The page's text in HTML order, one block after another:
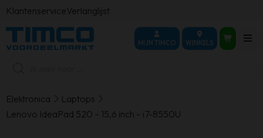
KlantenserviceVerlanglijst
MIJN TIMCO WINKELS
Elektronica
Laptops
Lenovo IdeaPad 520 – 15,6 inch – i7-8550U